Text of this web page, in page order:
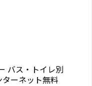
バス・トイレ別
ターネット無料